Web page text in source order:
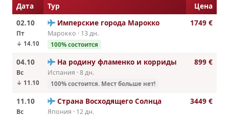
Дата Тур
Цена
02.10
Пт
↓ 14.10
Имперские города Марокко
Марокко · 13 дн.
100% состоится
1749 €
04.10
Вс
↓ 11.10
На родину фламенко и корриды
Испания · 8 дн.
100% состоится. Мест больше нет!
899 €
11.10
Вс
Страна Восходящего Солнца
Япония · 12 дн.
3449 €